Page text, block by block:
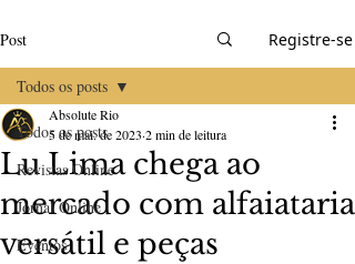
Post Registre-se
Todos os posts
Revistas Online
Jornal Online
Eventos
Todos os posts
Lu Lima chega ao
mercado com alfaiataria
versátil e peças
Absolute Rio
5 de mai. de 2023 2 min de leitura